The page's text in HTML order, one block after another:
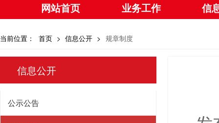
网站首页 业务工作 信
当前位置： 首页 > 信息公开 > 规章制度
信息公开
公示公告